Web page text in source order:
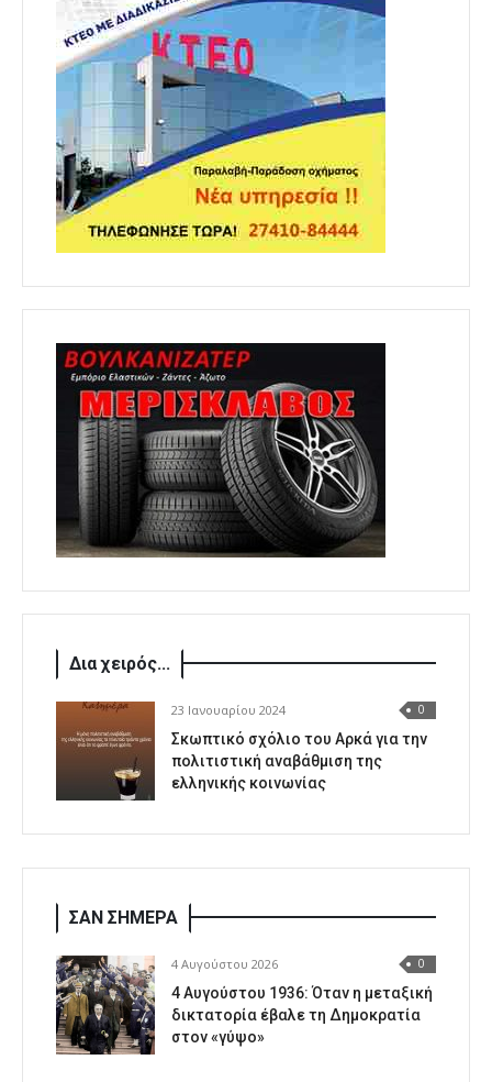
Δια χειρός...
23 Ιανουαρίου 2024 0
Σκωπτικό σχόλιο του Αρκά για την
πολιτιστική αναβάθμιση της
ελληνικής κοινωνίας
ΣΑΝ ΣΗΜΕΡΑ
4 Αυγούστου 2026 0
4 Αυγούστου 1936: Όταν η μεταξική
δικτατορία έβαλε τη Δημοκρατία
στον «γύψο»